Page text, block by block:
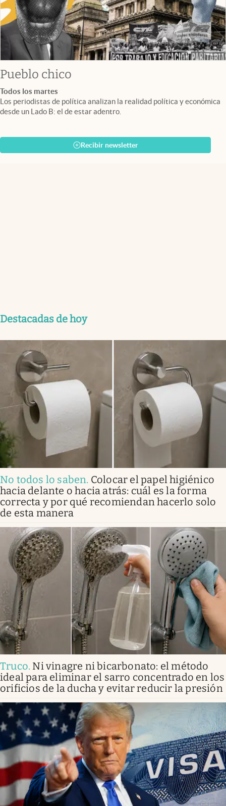
Pueblo chico
Todos los martes
Los periodistas de política analizan la realidad política y económica
desde un Lado B: el de estar adentro.
Recibir newsletter
Destacadas de hoy
No todos lo saben. Colocar el papel higiénico
hacia delante o hacia atrás: cuál es la forma
correcta y por qué recomiendan hacerlo solo
de esta manera
Truco. Ni vinagre ni bicarbonato: el método
ideal para eliminar el sarro concentrado en los
orificios de la ducha y evitar reducir la presión